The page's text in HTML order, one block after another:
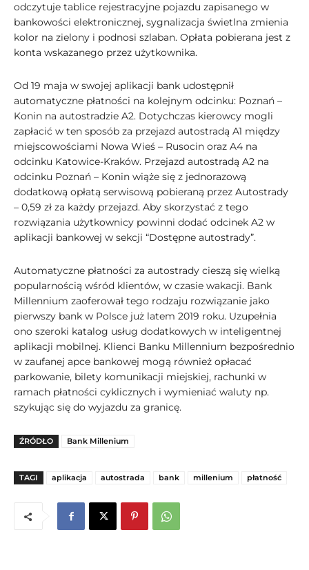
odczytuje tablice rejestracyjne pojazdu zapisanego w
bankowości elektronicznej, sygnalizacja świetlna zmienia
kolor na zielony i podnosi szlaban. Opłata pobierana jest z
konta wskazanego przez użytkownika.
Od 19 maja w swojej aplikacji bank udostępnił
automatyczne płatności na kolejnym odcinku: Poznań –
Konin na autostradzie A2. Dotychczas kierowcy mogli
zapłacić w ten sposób za przejazd autostradą A1 między
miejscowościami Nowa Wieś – Rusocin oraz A4 na
odcinku Katowice-Kraków. Przejazd autostradą A2 na
odcinku Poznań – Konin wiąże się z jednorazową
dodatkową opłatą serwisową pobieraną przez Autostrady
– 0,59 zł za każdy przejazd. Aby skorzystać z tego
rozwiązania użytkownicy powinni dodać odcinek A2 w
aplikacji bankowej w sekcji “Dostępne autostrady”.
Automatyczne płatności za autostrady cieszą się wielką
popularnością wśród klientów, w czasie wakacji. Bank
Millennium zaoferował tego rodzaju rozwiązanie jako
pierwszy bank w Polsce już latem 2019 roku. Uzupełnia
ono szeroki katalog usług dodatkowych w inteligentnej
aplikacji mobilnej. Klienci Banku Millennium bezpośrednio
w zaufanej apce bankowej mogą również opłacać
parkowanie, bilety komunikacji miejskiej, rachunki w
ramach płatności cyklicznych i wymieniać waluty np.
szykując się do wyjazdu za granicę.
ŹRÓDŁO Bank Millenium
TAGI aplikacja autostrada bank millenium płatność